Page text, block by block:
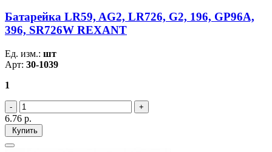
Батарейка LR59, AG2, LR726, G2, 196, GP96A,
396, SR726W REXANT
Ед. изм.: шт
Арт: 30-1039
1
6.76 р.
Купить